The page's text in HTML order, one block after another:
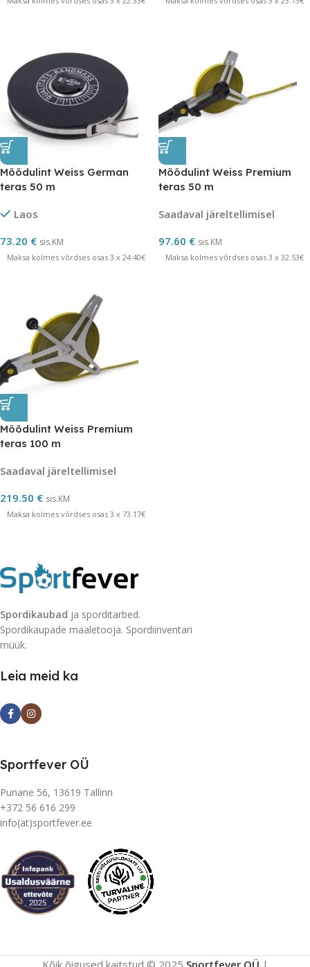
Mõõdulint Weiss German
teras 50 m
Laos
73.20 € sis.KM
Maksa kolmes võrdses osas 3 x 24.40€
Mõõdulint Weiss Premium
teras 50 m
Saadaval järeltellimisel
97.60 € sis.KM
Maksa kolmes võrdses osas 3 x 32.53€
Mõõdulint Weiss Premium
teras 100 m
Saadaval järeltellimisel
219.50 € sis.KM
Maksa kolmes võrdses osas 3 x 73.17€
Spordikaubad ja sporditarbed.
Spordikaupade maaletooja. Spordiinventari
müük.
Leia meid ka
Sportfever OÜ
Punane 56, 13619 Tallinn
+372 56 616 299
info(at)sportfever.ee